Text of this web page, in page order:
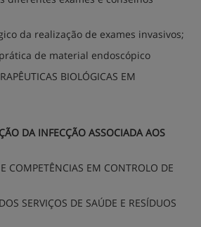
da realização de exames invasivos;
de material endoscópico
BIOLÓGICAS EM
DA INFECÇÃO ASSOCIADA AOS
COMPETÊNCIAS EM CONTROLO DE
SERVIÇOS DE SAÚDE E RESÍDUOS